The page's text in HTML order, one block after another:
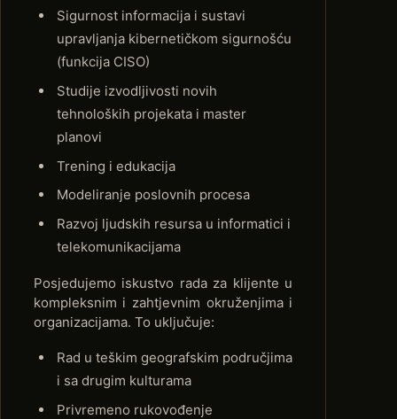
Sigurnost informacija i sustavi
upravljanja kibernetičkom sigurnošću
(funkcija CISO)
Studije izvodljivosti novih
tehnoloških projekata i master
planovi
Trening i edukacija
Modeliranje poslovnih procesa
Razvoj ljudskih resursa u informatici i
telekomunikacijama
Posjedujemo iskustvo rada za klijente u
kompleksnim i zahtjevnim okruženjima i
organizacijama. To uključuje:
Rad u teškim geografskim područjima
i sa drugim kulturama
Privremeno rukovođenje